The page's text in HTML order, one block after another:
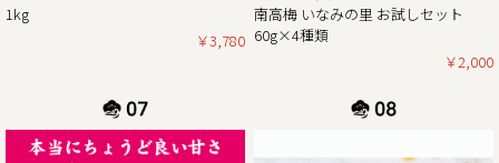
ぜひお得なこの機会に本場紀州南高梅の梅干しをご賞味くだ
年末年始期間中の営業日の営業のお知らせ
平素は格別のご高配を賜り厚く御礼申し上げます。
1kg
￥3,780
南高梅 いなみの里 お試しセット
60g×4種類
￥2,000